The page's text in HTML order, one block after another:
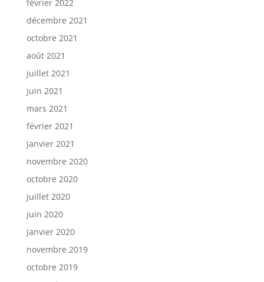
février 2022
décembre 2021
octobre 2021
août 2021
juillet 2021
juin 2021
mars 2021
février 2021
janvier 2021
novembre 2020
octobre 2020
juillet 2020
juin 2020
janvier 2020
novembre 2019
octobre 2019